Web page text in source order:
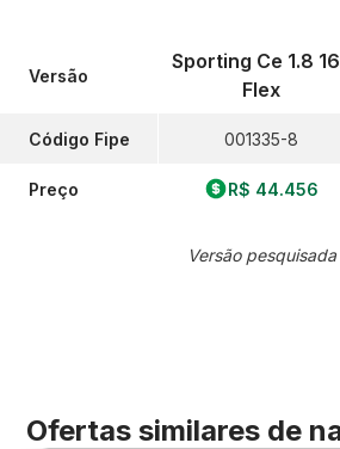
Versão
Código Fipe
Preço
Sporting Ce 1.8
Flex
001335-8
R$ 44.456
Versão pesquisada
Ofertas similares de